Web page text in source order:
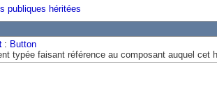
publiques héritées
: Button
typée faisant référence au composant auquel cet